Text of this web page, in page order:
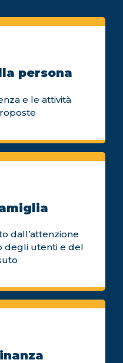
persona
e le attività
dall’attenzione
degli utenti e del